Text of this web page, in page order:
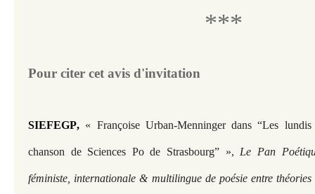
***
Pour citer cet avis d'invitation
SIEFEGP, « Françoise Urban-Menninger dans “Les
chanson de Sciences Po de Strasbourg” », Le Pan
féministe, internationale & multilingue de poésie entre